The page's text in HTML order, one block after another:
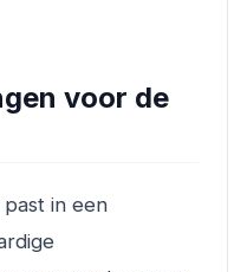
voor de
in een